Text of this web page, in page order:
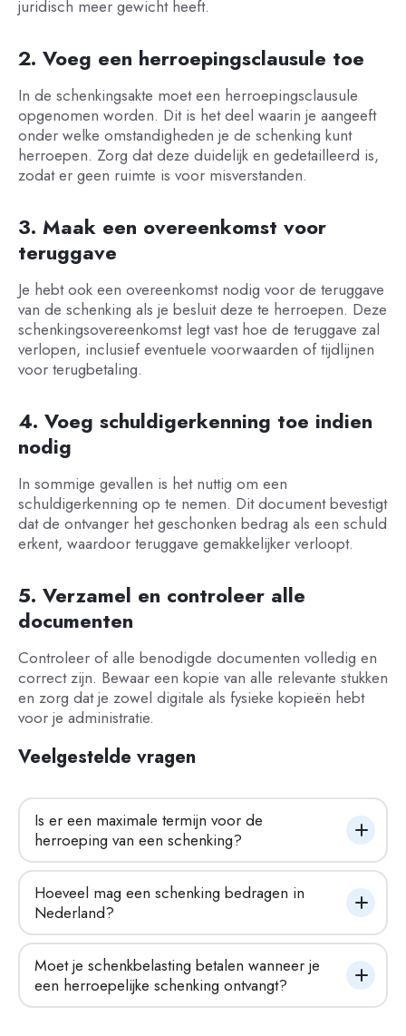
juridisch meer gewicht heeft.
2. Voeg een herroepingsclausule toe
In de schenkingsakte moet een herroepingsclausule
opgenomen worden. Dit is het deel waarin je aangeeft
onder welke omstandigheden je de schenking kunt
herroepen. Zorg dat deze duidelijk en gedetailleerd is,
zodat er geen ruimte is voor misverstanden.
3. Maak een overeenkomst voor
teruggave
Je hebt ook een overeenkomst nodig voor de teruggave
van de schenking als je besluit deze te herroepen. Deze
schenkingsovereenkomst legt vast hoe de teruggave zal
verlopen, inclusief eventuele voorwaarden of tijdlijnen
voor terugbetaling.
4. Voeg schuldigerkenning toe indien
nodig
In sommige gevallen is het nuttig om een
schuldigerkenning op te nemen. Dit document bevestigt
dat de ontvanger het geschonken bedrag als een schuld
erkent, waardoor teruggave gemakkelijker verloopt.
5. Verzamel en controleer alle
documenten
Controleer of alle benodigde documenten volledig en
correct zijn. Bewaar een kopie van alle relevante stukken
en zorg dat je zowel digitale als fysieke kopieën hebt
voor je administratie.
Veelgestelde vragen
Is er een maximale termijn voor de
herroeping van een schenking?
Hoeveel mag een schenking bedragen in
Nederland?
Moet je schenkbelasting betalen wanneer je
een herroepelijke schenking ontvangt?